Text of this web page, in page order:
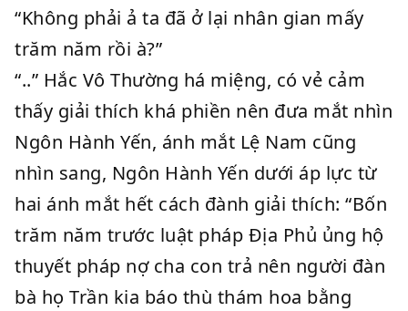
“Không phải ả ta đã ở lại nhân gian mấy
trăm năm rồi à?”
“..” Hắc Vô Thường há miệng, có vẻ cảm
thấy giải thích khá phiền nên đưa mắt nhìn
Ngôn Hành Yến, ánh mắt Lệ Nam cũng
nhìn sang, Ngôn Hành Yến dưới áp lực từ
hai ánh mắt hết cách đành giải thích: “Bốn
trăm năm trước luật pháp Địa Phủ ủng hộ
thuyết pháp nợ cha con trả nên người đàn
bà họ Trần kia báo thù thám hoa bằng